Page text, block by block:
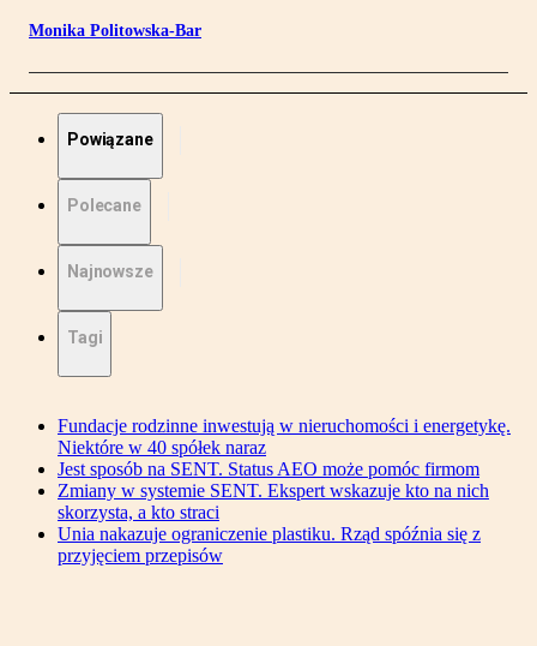
Monika Politowska-Bar
Powiązane
Polecane
Najnowsze
Tagi
Fundacje rodzinne inwestują w nieruchomości i energetykę.
Niektóre w 40 spółek naraz
Jest sposób na SENT. Status AEO może pomóc firmom
Zmiany w systemie SENT. Ekspert wskazuje kto na nich
skorzysta, a kto straci
Unia nakazuje ograniczenie plastiku. Rząd spóźnia się z
przyjęciem przepisów